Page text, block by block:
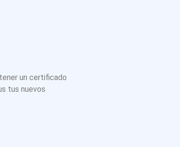
un certificado
tus nuevos